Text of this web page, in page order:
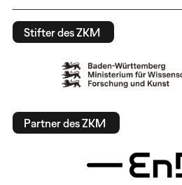
Stifter des ZKM
Partner des ZKM